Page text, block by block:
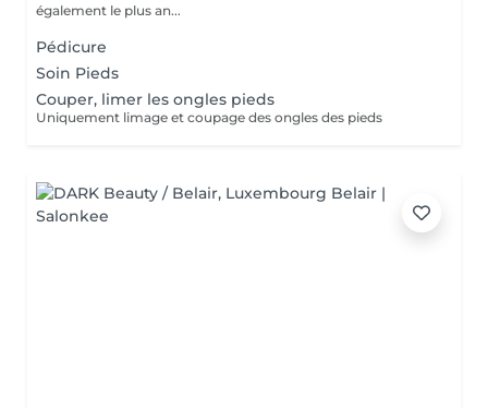
également le plus an...
Pédicure
Soin Pieds
Couper, limer les ongles pieds
Uniquement limage et coupage des ongles des pieds